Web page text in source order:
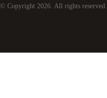
© Copyright 2026. All rights reserved.